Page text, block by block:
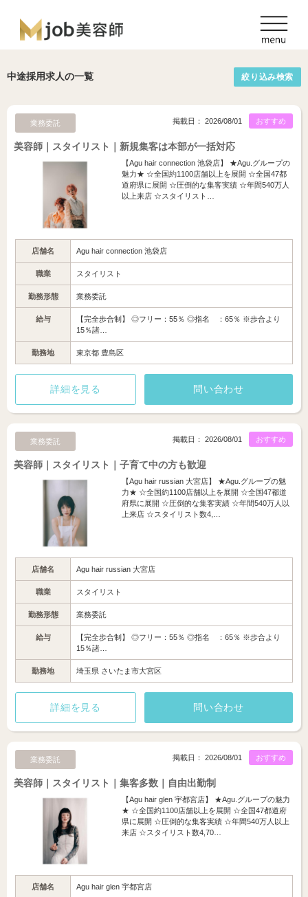
中途採用求人の一覧 絞り込み検索
業務委託 おすすめ
掲載日： 2026/08/01
美容師｜スタイリスト｜新規集客は本部が一括対応
【Agu hair connection 池袋店】 ★Agu.グループの
魅力★ ☆全国約1100店舗以上を展開 ☆全国47都
道府県に展開 ☆圧倒的な集客実績 ☆年間540万人
以上来店 ☆スタイリスト…
店舗名 Agu hair connection 池袋店
職業 スタイリスト
勤務形態 業務委託
給与
【完全歩合制】 ◎フリー：55％ ◎指名 ：65％ ※歩合より
15％諸…
勤務地 東京都 豊島区
詳細を見る 問い合わせ
業務委託 おすすめ
掲載日： 2026/08/01
美容師｜スタイリスト｜子育て中の方も歓迎
【Agu hair russian 大宮店】 ★Agu.グループの魅
力★ ☆全国約1100店舗以上を展開 ☆全国47都道
府県に展開 ☆圧倒的な集客実績 ☆年間540万人以
上来店 ☆スタイリスト数4,…
店舗名 Agu hair russian 大宮店
職業 スタイリスト
勤務形態 業務委託
給与
【完全歩合制】 ◎フリー：55％ ◎指名 ：65％ ※歩合より
15％諸…
勤務地 埼玉県 さいたま市大宮区
詳細を見る 問い合わせ
業務委託 おすすめ
掲載日： 2026/08/01
美容師｜スタイリスト｜集客多数｜自由出勤制
【Agu hair glen 宇都宮店】 ★Agu.グループの魅力
★ ☆全国約1100店舗以上を展開 ☆全国47都道府
県に展開 ☆圧倒的な集客実績 ☆年間540万人以上
来店 ☆スタイリスト数4,70…
店舗名 Agu hair glen 宇都宮店